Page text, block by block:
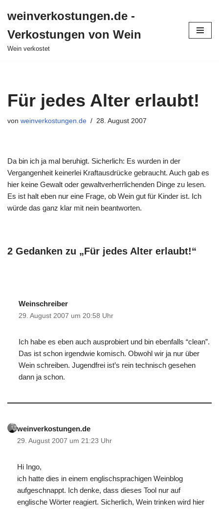
Inhalt
springen
weinverkostungen.de -
Verkostungen von Wein
Wein verkostet
Für jedes Alter erlaubt!
von weinverkostungen.de 28. August 2007
Da bin ich ja mal beruhigt. Sicherlich: Es wurden in der
Vergangenheit keinerlei Kraftausdrücke gebraucht. Auch gab es
hier keine Gewalt oder gewaltverherrlichenden Dinge zu lesen.
Es ist halt eben nur eine Frage, ob Wein gut für Kinder ist. Ich
würde das ganz klar mit nein beantworten.
2 Gedanken zu „Für jedes Alter erlaubt!“
Weinschreiber
29. August 2007 um 20:58 Uhr
Ich habe es eben auch ausprobiert und bin ebenfalls “clean”.
Das ist schon irgendwie komisch. Obwohl wir ja nur über
Wein schreiben. Jugendfrei ist’s rein technisch gesehen
dann ja schon.
weinverkostungen.de
29. August 2007 um 21:23 Uhr
Hi Ingo,
ich hatte dies in einem englischsprachigen Weinblog
aufgeschnappt. Ich denke, dass dieses Tool nur auf
englische Wörter reagiert. Sicherlich, Wein trinken wird hier